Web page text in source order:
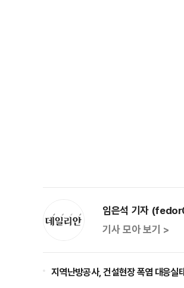
임은석 기자
기사 모아 보기 >
지역난방공사, 건설현장 폭염 대응실